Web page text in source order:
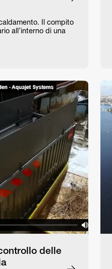
Il compito
all’interno di una
delle